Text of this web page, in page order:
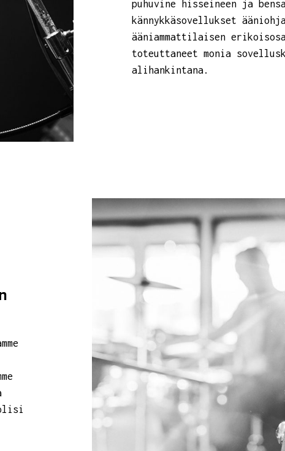
puhuvine hisseineen ja
kännykkäsovellukset
ääniammattilaisen
toteuttaneet monia
alihankintana.